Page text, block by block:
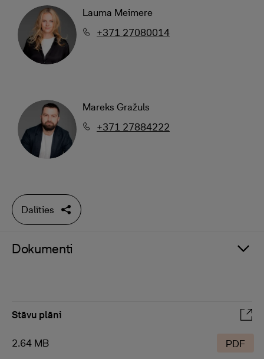
Lauma Meimere
+371 27080014
Mareks Gražuls
+371 27884222
Dalīties
Dokumenti
Stāvu plāni
2.64 MB PDF